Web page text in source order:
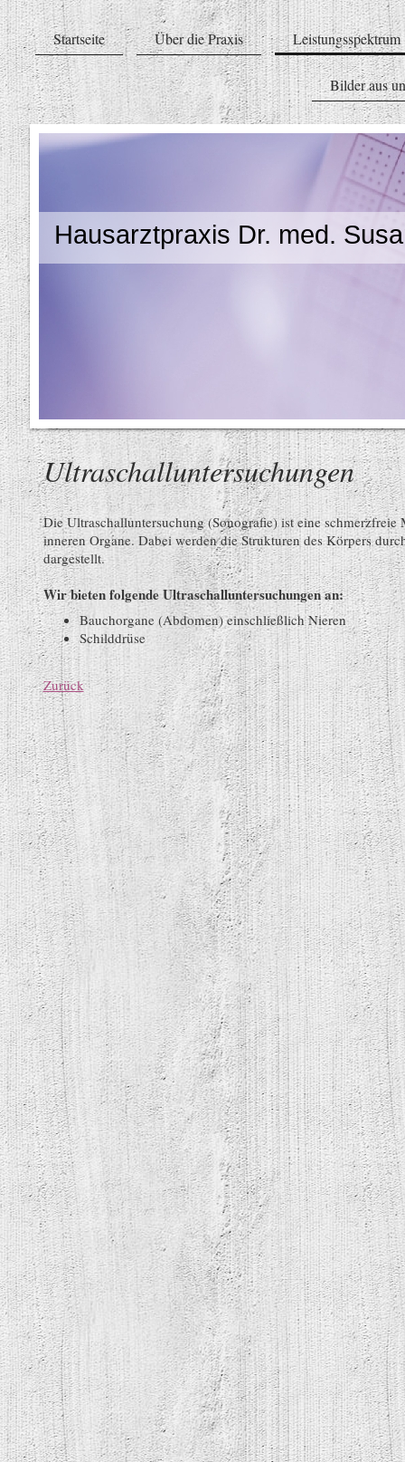
Startseite Über die Praxis Leistungsspektrum
Bilder aus
Hausarztpraxis Dr. med.
Ultraschalluntersuchungen
Die Ultraschalluntersuchung (Sonografie) ist eine
inneren Organe. Dabei werden die Strukturen des Körpers
dargestellt.
Wir bieten folgende Ultraschalluntersuchungen an:
Bauchorgane (Abdomen) einschließlich Nieren
Schilddrüse
Zurück